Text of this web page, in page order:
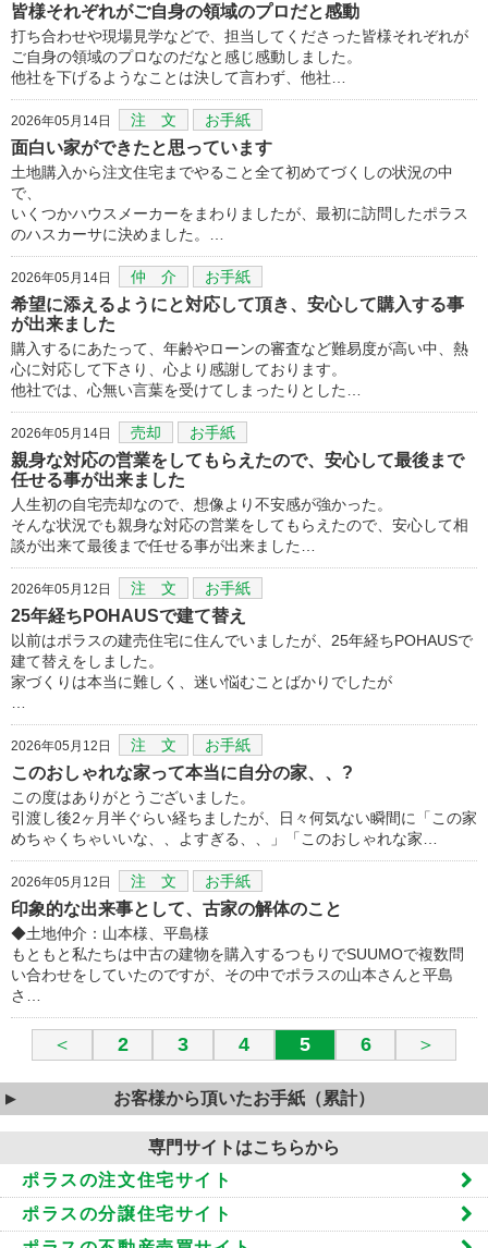
皆様それぞれがご自身の領域のプロだと感動
打ち合わせや現場見学などで、担当してくださった皆様それぞれが
ご自身の領域のプロなのだなと感じ感動しました。
他社を下げるようなことは決して言わず、他社…
2026年05月14日 注 文 お手紙
面白い家ができたと思っています
土地購入から注文住宅までやること全て初めてづくしの状況の中
で、
いくつかハウスメーカーをまわりましたが、最初に訪問したポラス
のハスカーサに決めました。…
2026年05月14日 仲 介 お手紙
希望に添えるようにと対応して頂き、安心して購入する事
が出来ました
購入するにあたって、年齢やローンの審査など難易度が高い中、熱
心に対応して下さり、心より感謝しております。
他社では、心無い言葉を受けてしまったりとした…
2026年05月14日 売却 お手紙
親身な対応の営業をしてもらえたので、安心して最後まで
任せる事が出来ました
人生初の自宅売却なので、想像より不安感が強かった。
そんな状況でも親身な対応の営業をしてもらえたので、安心して相
談が出来て最後まで任せる事が出来ました…
2026年05月12日 注 文 お手紙
25年経ちPOHAUSで建て替え
以前はポラスの建売住宅に住んでいましたが、25年経ちPOHAUSで
建て替えをしました。
家づくりは本当に難しく、迷い悩むことばかりでしたが
2026年05月12日 注 文 お手紙
このおしゃれな家って本当に自分の家、、?
この度はありがとうございました。
引渡し後2ヶ月半ぐらい経ちましたが、日々何気ない瞬間に「この家
めちゃくちゃいいな、、よすぎる、、」「このおしゃれな家…
2026年05月12日 注 文 お手紙
印象的な出来事として、古家の解体のこと
◆土地仲介：山本様、平島様
もともと私たちは中古の建物を購入するつもりでSUUMOで複数問
い合わせをしていたのですが、その中でポラスの山本さんと平島
さ…
＜ 2 3 4 5 6 ＞
お客様から頂いたお手紙（累計）
専門サイトはこちらから
ポラスの注文住宅サイト
ポラスの分譲住宅サイト